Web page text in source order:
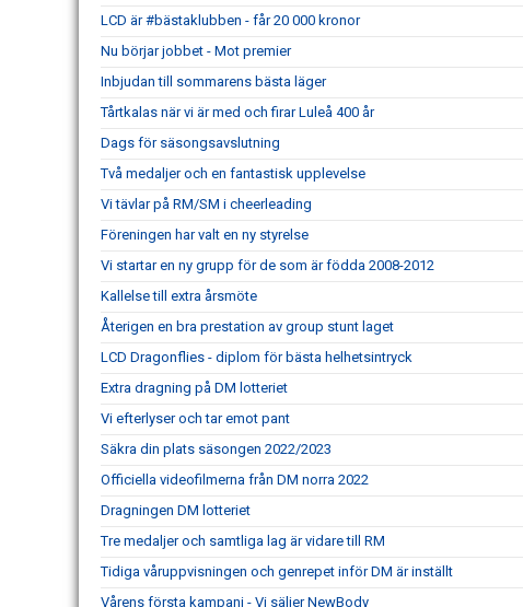
LCD är #bästaklubben - får 20 000 kronor
Nu börjar jobbet - Mot premier
Inbjudan till sommarens bästa läger
Tårtkalas när vi är med och firar Luleå 400 år
Dags för säsongsavslutning
Två medaljer och en fantastisk upplevelse
Vi tävlar på RM/SM i cheerleading
Föreningen har valt en ny styrelse
Vi startar en ny grupp för de som är födda 2008-2012
Kallelse till extra årsmöte
Återigen en bra prestation av group stunt laget
LCD Dragonflies - diplom för bästa helhetsintryck
Extra dragning på DM lotteriet
Vi efterlyser och tar emot pant
Säkra din plats säsongen 2022/2023
Officiella videofilmerna från DM norra 2022
Dragningen DM lotteriet
Tre medaljer och samtliga lag är vidare till RM
Tidiga våruppvisningen och genrepet inför DM är inställt
Vårens första kampanj - Vi säljer NewBody